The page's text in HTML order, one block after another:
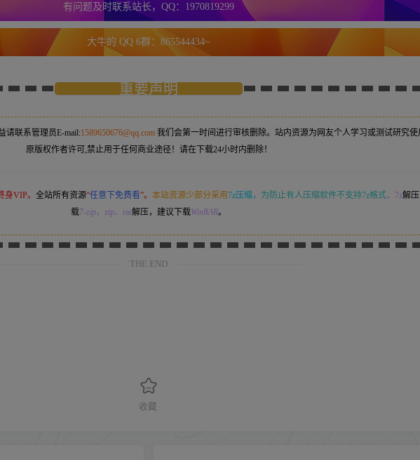
有问题及时联系站长，QQ：1970819299
大牛的 QQ 6群：865544434~
重要声明
请联系管理员E-mail:1589650676@qq.com 我们会第一时间进行审核删除。站内资源为网友个人学习或测试研究使
原版权作者许可,禁止用于任何商业途径！请在下载24小时内删除！
身VIP。 全站所有资源“任意下免费看”。 本站资源少部分采用7z压缩， 为防止有人压缩软件不支持7z格式，7z解
载7-zip，zip、rar解压，建议下载WinRAR。
THE END
收藏